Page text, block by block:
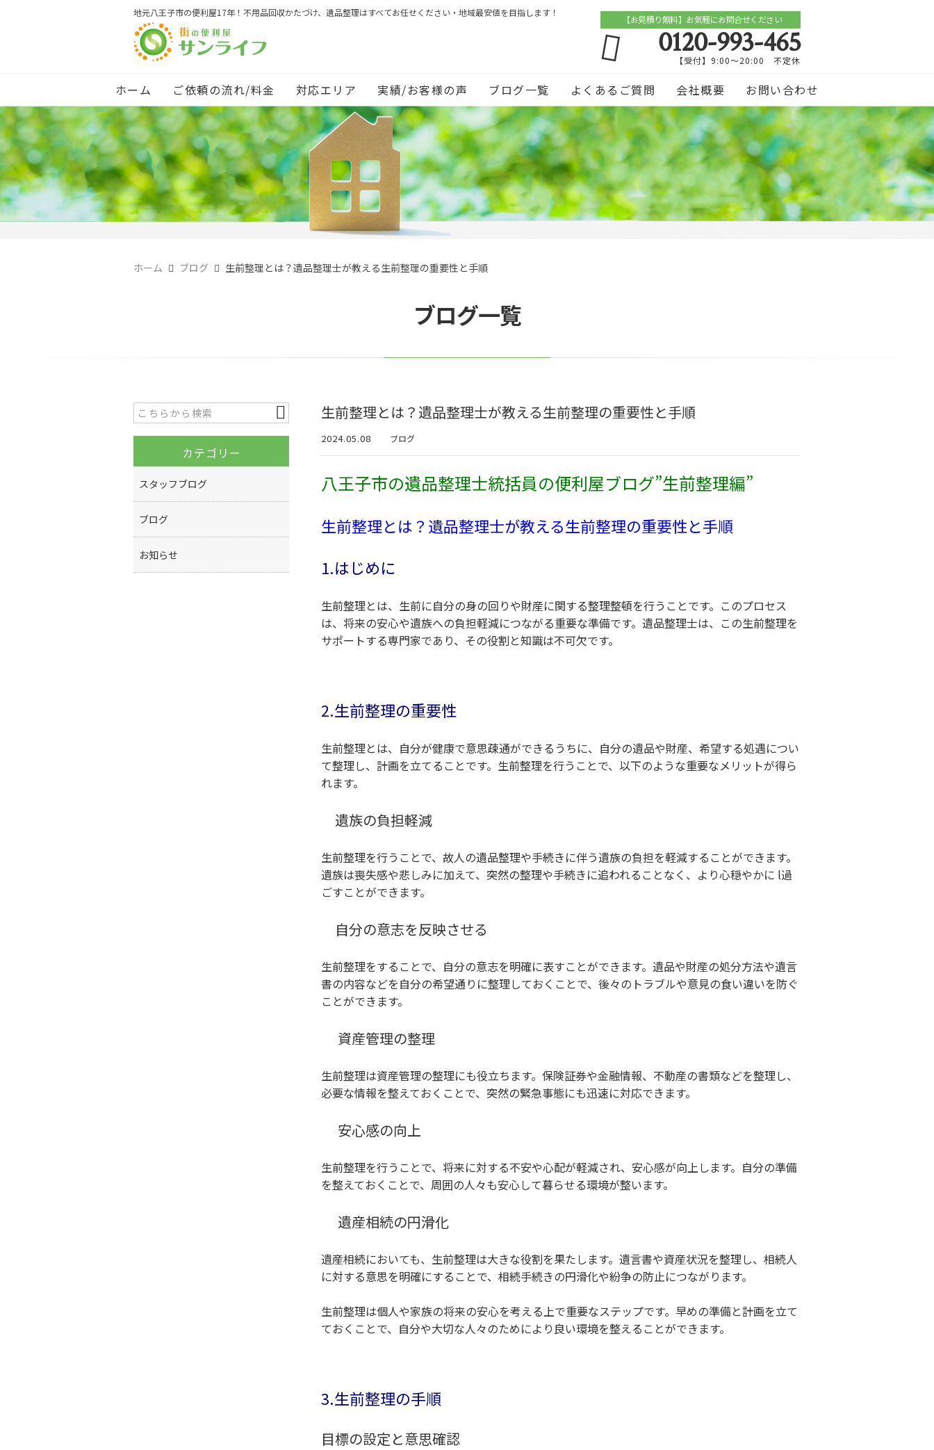
地元八王子市の便利屋17年！不用品回収かたづけ、遺品整理はすべてお任せください・地域最安値を目指します！
【お見積り無料】お気軽にお問合せください
0120-993-465
【受付】9:00～20:00 不定休
ホーム ご依頼の流れ/料金 対応エリア 実績/お客様の声 ブログ一覧 よくあるご質問 会社概要 お問い合わせ
ホーム ブログ 生前整理とは？遺品整理士が教える生前整理の重要性と手順
ブログ一覧
生前整理とは？遺品整理士が教える生前整理の重要性と手順
2024.05.08 ブログ
八王子市の遺品整理士統括員の便利屋ブログ”生前整理編”
生前整理とは？遺品整理士が教える生前整理の重要性と手順
1.はじめに
生前整理とは、生前に自分の身の回りや財産に関する整理整頓を行うことです。このプロセス
は、将来の安心や遺族への負担軽減につながる重要な準備です。遺品整理士は、この生前整理を
サポートする専門家であり、その役割と知識は不可欠です。
2.生前整理の重要性
生前整理とは、自分が健康で意思疎通ができるうちに、自分の遺品や財産、希望する処遇につい
て整理し、計画を立てることです。生前整理を行うことで、以下のような重要なメリットが得ら
れます。
遺族の負担軽減
生前整理を行うことで、故人の遺品整理や手続きに伴う遺族の負担を軽減することができます。
遺族は喪失感や悲しみに加えて、突然の整理や手続きに追われることなく、より心穏やかに l過
ごすことができます。
自分の意志を反映させる
生前整理をすることで、自分の意志を明確に表すことができます。遺品や財産の処分方法や遺言
書の内容などを自分の希望通りに整理しておくことで、後々のトラブルや意見の食い違いを防ぐ
ことができます。
資産管理の整理
生前整理は資産管理の整理にも役立ちます。保険証券や金融情報、不動産の書類などを整理し、
必要な情報を整えておくことで、突然の緊急事態にも迅速に対応できます。
安心感の向上
生前整理を行うことで、将来に対する不安や心配が軽減され、安心感が向上します。自分の準備
を整えておくことで、周囲の人々も安心して暮らせる環境が整います。
遺産相続の円滑化
遺産相続においても、生前整理は大きな役割を果たします。遺言書や資産状況を整理し、相続人
に対する意思を明確にすることで、相続手続きの円滑化や紛争の防止につながります。
生前整理は個人や家族の将来の安心を考える上で重要なステップです。早めの準備と計画を立て
ておくことで、自分や大切な人々のためにより良い環境を整えることができます。
3.生前整理の手順
目標の設定と意思確認
カテゴリー
スタッフブログ
ブログ
お知らせ